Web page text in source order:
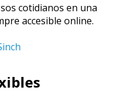
cotidianos en una
accesible online.